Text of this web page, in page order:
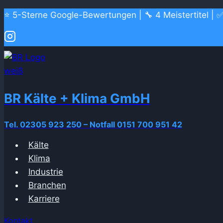
Zum
springen
⭐ 5-Sterne Google-Bewertungen | 🔧 4 Meistertitel |
BR Kälte + Klima GmbH
Tel. 02305 923 250 – Notfall 0151 700 951 42
Kälte
Klima
Industrie
Branchen
Karriere
Kontakt